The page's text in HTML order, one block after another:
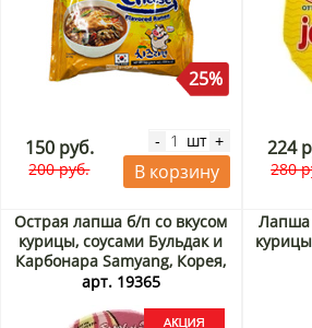
25%
150 руб.
200 руб.
- шт +
В корзину
224
280
Острая лапша б/п со вкусом
курицы, соусами Бульдак и
Карбонара Samyang, Корея,
120 г Акция
арт. 19365
Лапша